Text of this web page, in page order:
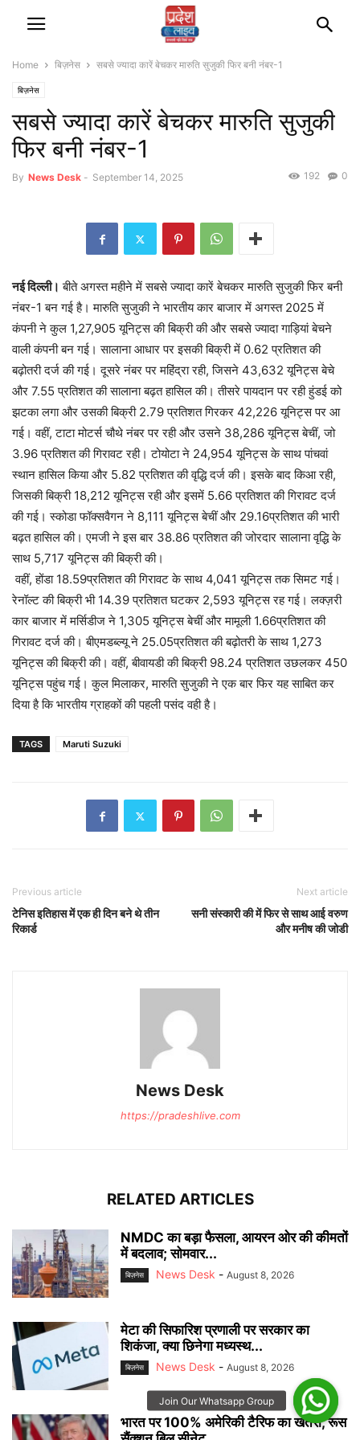
Home बिज़नेस सबसे ज्यादा कारें बेचकर मारुति सुजुकी फिर बनी नंबर-1
बिज़नेस
सबसे ज्यादा कारें बेचकर मारुति सुजुकी
फिर बनी नंबर-1
By News Desk - September 14, 2025 0
192
नई दिल्ली। बीते अगस्त महीने में सबसे ज्यादा कारें बेचकर मारुति सुजुकी फिर बनी
नंबर-1 बन गई है। मारुति सुजुकी ने भारतीय कार बाजार में अगस्त 2025 में
कंपनी ने कुल 1,27,905 यूनिट्स की बिक्री की और सबसे ज्यादा गाड़ियां बेचने
वाली कंपनी बन गई। सालाना आधार पर इसकी बिक्री में 0.62 प्रतिशत की
बढ़ोतरी दर्ज की गई। दूसरे नंबर पर महिंद्रा रही, जिसने 43,632 यूनिट्स बेचे
और 7.55 प्रतिशत की सालाना बढ़त हासिल की। तीसरे पायदान पर रही हुंडई को
झटका लगा और उसकी बिक्री 2.79 प्रतिशत गिरकर 42,226 यूनिट्स पर आ
गई। वहीं, टाटा मोटर्स चौथे नंबर पर रही और उसने 38,286 यूनिट्स बेचीं, जो
3.96 प्रतिशत की गिरावट रही। टोयोटा ने 24,954 यूनिट्स के साथ पांचवां
स्थान हासिल किया और 5.82 प्रतिशत की वृद्धि दर्ज की। इसके बाद किआ रही,
जिसकी बिक्री 18,212 यूनिट्स रही और इसमें 5.66 प्रतिशत की गिरावट दर्ज
की गई। स्कोडा फॉक्सवैगन ने 8,111 यूनिट्स बेचीं और 29.16प्रतिशत की भारी
बढ़त हासिल की। एमजी ने इस बार 38.86 प्रतिशत की जोरदार सालाना वृद्धि के
साथ 5,717 यूनिट्स की बिक्री की।
वहीं, होंडा 18.59प्रतिशत की गिरावट के साथ 4,041 यूनिट्स तक सिमट गई।
रेनॉल्ट की बिक्री भी 14.39 प्रतिशत घटकर 2,593 यूनिट्स रह गई। लक्ज़री
कार बाजार में मर्सिडीज ने 1,305 यूनिट्स बेचीं और मामूली 1.66प्रतिशत की
गिरावट दर्ज की। बीएमडब्ल्यू ने 25.05प्रतिशत की बढ़ोतरी के साथ 1,273
यूनिट्स की बिक्री की। वहीं, बीवायडी की बिक्री 98.24 प्रतिशत उछलकर 450
यूनिट्स पहुंच गई। कुल मिलाकर, मारुति सुजुकी ने एक बार फिर यह साबित कर
दिया है कि भारतीय ग्राहकों की पहली पसंद वही है।
TAGS Maruti Suzuki
Previous article
टेनिस इतिहास में एक ही दिन बने थे तीन
रिकार्ड
Next article
सनी संस्कारी की में फिर से साथ आई वरुण
और मनीष की जोडी
News Desk
https://pradeshlive.com
RELATED ARTICLES
NMDC का बड़ा फैसला, आयरन ओर की कीमतों
में बदलाव; सोमवार...
बिज़नेस News Desk - August 8, 2026
मेटा की सिफारिश प्रणाली पर सरकार का
शिकंजा, क्या छिनेगा मध्यस्थ...
बिज़नेस News Desk - August 8, 2026
भारत पर 100% अमेरिकी टैरिफ का खतरा, रूस